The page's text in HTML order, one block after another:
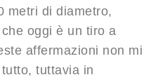
metri di diametro,
oggi è un tiro a
affermazioni non mi
tuttavia in